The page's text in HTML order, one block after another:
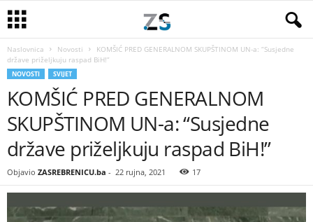
Naslovnica Novosti
KOMŠIĆ PRED GENERALNOM SKUPŠTINOM UN-a: “Susjedne
države priželjkuju raspad BiH!”
NOVOSTI SVIJET
KOMŠIĆ PRED GENERALNOM
SKUPŠTINOM UN-a: “Susjedne
države priželjkuju raspad BiH!”
Objavio ZASREBRENICU.ba - 22 rujna, 2021 17